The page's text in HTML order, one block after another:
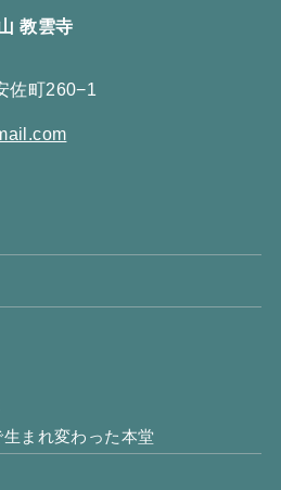
教雲寺
佐町260−1
生まれ変わった本堂